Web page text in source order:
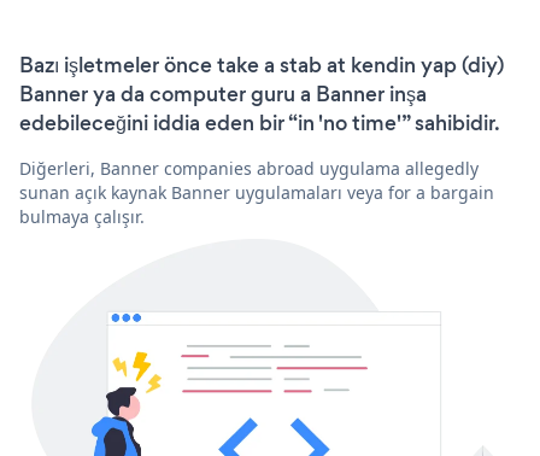
Bazı işletmeler önce take a stab at kendin yap (diy)
Banner ya da computer guru a Banner inşa
edebileceğini iddia eden bir “in 'no time'” sahibidir.
Diğerleri, Banner companies abroad uygulama allegedly
sunan açık kaynak Banner uygulamaları veya for a bargain
bulmaya çalışır.